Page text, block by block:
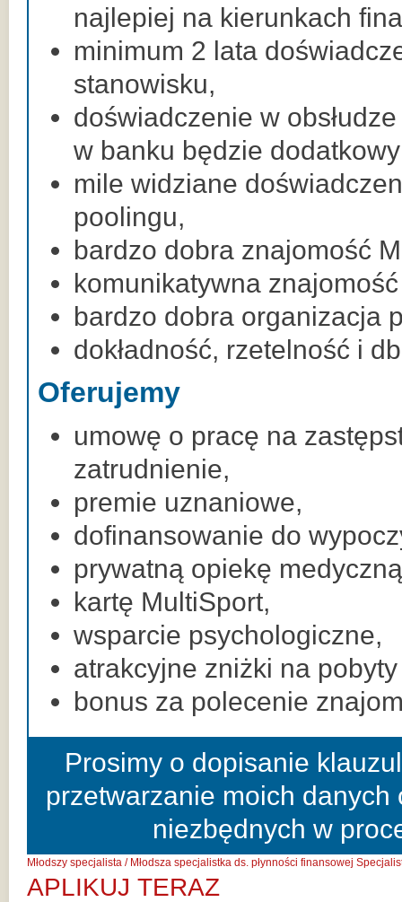
najlepiej na kierunkach
minimum 2 lata
stanowisku,
doświadczenie w
w banku będzie
mile widziane
poolingu,
bardzo dobra znajomość
komunikatywna
bardzo dobra organizacja
dokładność, rzetelność i
Oferujemy
umowę o pracę na
zatrudnienie,
premie uznaniowe,
dofinansowanie do
prywatną opiekę
kartę MultiSport,
wsparcie psychologiczne,
atrakcyjne zniżki na
bonus za polecenie
Prosimy o dopisanie
przetwarzanie moich
niezbędnych w
Młodszy specjalista / Młodsza specjalistka ds. płynności finansowej
APLIKUJ TERAZ